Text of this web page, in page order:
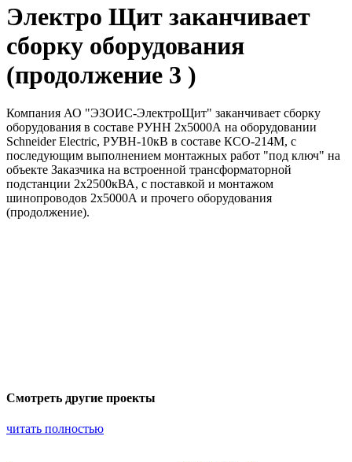
Электро Щит заканчивает
сборку оборудования
(продолжение 3 )
Компания АО "ЭЗОИС-ЭлектроЩит" заканчивает сборку
оборудования в составе РУНН 2х5000А на оборудовании
Schneider Electric, РУВН-10кВ в составе КСО-214М, с
последующим выполнением монтажных работ "под ключ" на
объекте Заказчика на встроенной трансформаторной
подстанции 2х2500кВА, с поставкой и монтажом
шинопроводов 2х5000А и прочего оборудования
(продолжение).
Смотреть другие проекты
читать полностью